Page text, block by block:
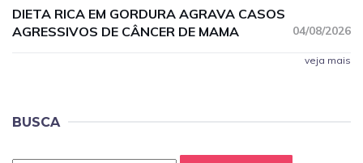
DIETA RICA EM GORDURA AGRAVA CASOS
AGRESSIVOS DE CÂNCER DE MAMA
04/08/2026
veja mais
BUSCA